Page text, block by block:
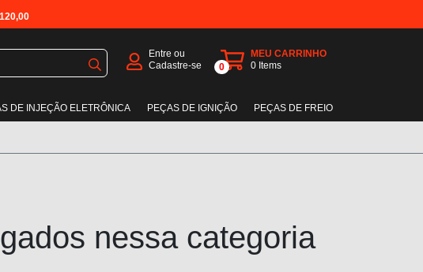
Entre ou
Cadastre-se
0
MEU CARRINHO
0 Items
DE INJEÇÃO ELETRÔNICA PEÇAS DE IGNIÇÃO PEÇAS DE FREIO
nessa categoria